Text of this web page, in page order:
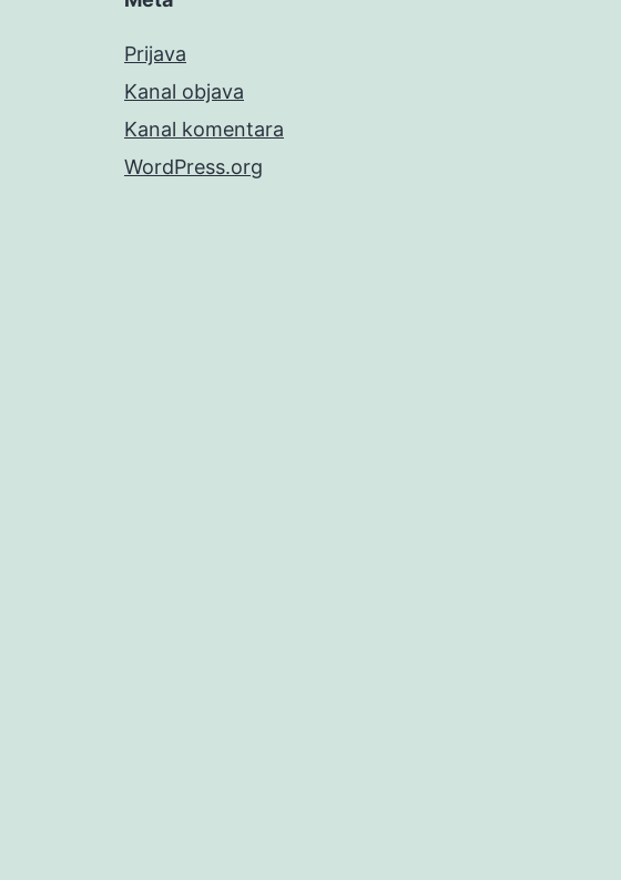
Prijava
Kanal objava
Kanal komentara
WordPress.org